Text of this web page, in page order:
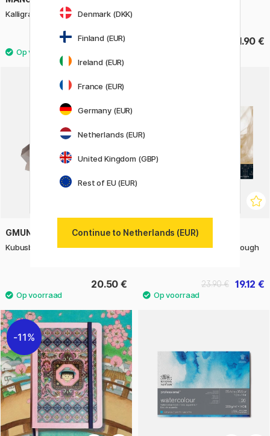
Kalligrafie oefenblok A4
14.50 € 21.90 €
GMUND
Kubusblok Stripes S Beach
20.50 €
ST CUTHBERTS MILL
Bockingford Aquarelblok Rough
19.12 €
23.90 €
11%
Denmark (DKK)
Finland (EUR)
Ireland (EUR)
France (EUR)
Germany (EUR)
Netherlands (EUR)
United Kingdom (GBP)
Rest of EU (EUR)
Continue to Netherlands (EUR)